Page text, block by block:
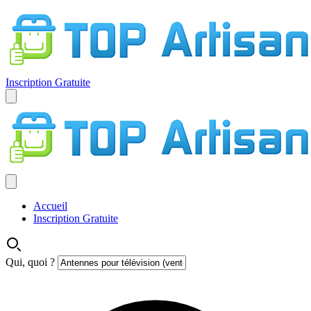
Inscription Gratuite
Accueil
Inscription Gratuite
Qui, quoi ?